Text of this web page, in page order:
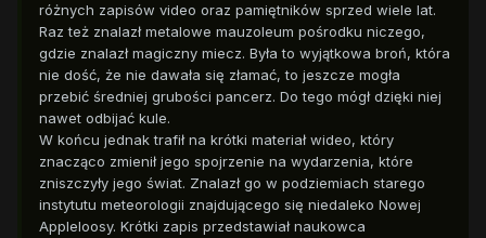
różnych zapisów video oraz pamiętników sprzed wiele lat.
Raz też znalazł metalowe mauzoleum pośrodku niczego,
gdzie znalazł magiczny miecz. Była to wyjątkowa broń, która
nie dość, że nie dawała się złamać, to jeszcze mogła
przebić średniej grubości pancerz. Do tego mógł dzięki niej
nawet odbijać kule.
W końcu jednak trafił na krótki materiał wideo, który
znacząco zmienił jego spojrzenie na wydarzenia, które
zniszczyły jego świat. Znalazł go w podziemiach starego
instytutu meteorologii znajdującego się niedaleko Nowej
Appleloosy. Krótki zapis przedstawiał naukowca